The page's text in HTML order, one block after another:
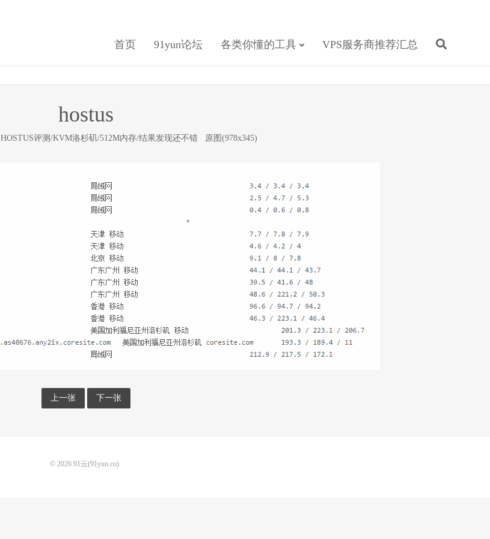
首页 91yun论坛 各类你懂的工具 VPS服务商推荐汇总
hostus
HOSTUS评测/KVM洛杉矶/512M内存/结果发现还不错 原图(978x345)
上一张 下一张
© 2026 91云(91yun.co)